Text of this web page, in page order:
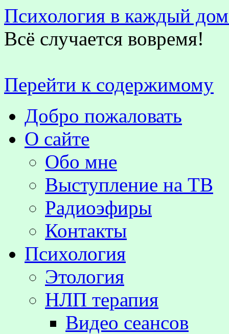
Психология в каждый
Всё случается вовремя!
Перейти к содержимому
Добро пожаловать
О сайте
Обо мне
Выступление на TВ
Радиоэфиры
Контакты
Психология
Этология
НЛП терапия
Видео сеансов